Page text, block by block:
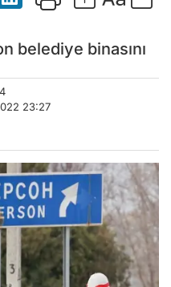
belediye binasını
23:27